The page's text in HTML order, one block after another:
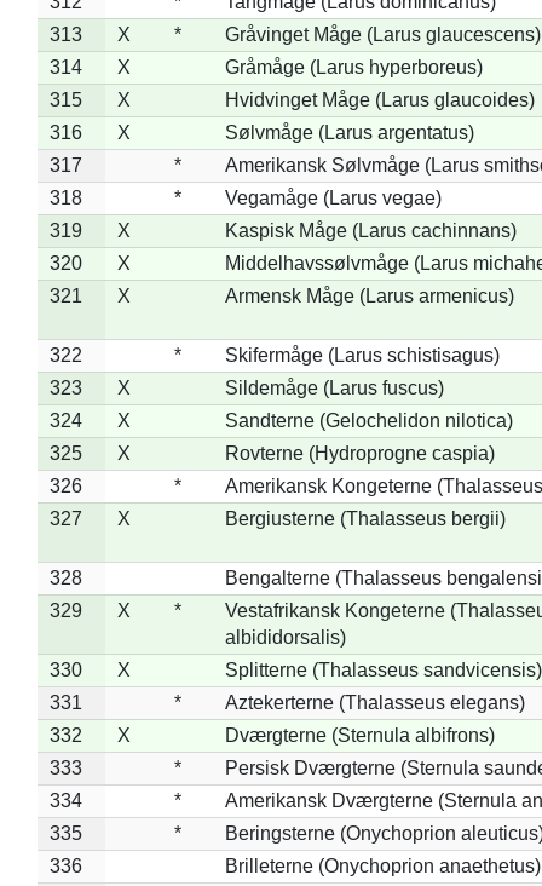
313
X *
Gråvinget Måge (Larus glaucescens)
314
X
Gråmåge (Larus hyperboreus)
315
X
Hvidvinget Måge (Larus glaucoides)
316
X
Sølvmåge (Larus argentatus)
317
*
Amerikansk Sølvmåge (Larus
318
*
Vegamåge (Larus vegae)
319
X
Kaspisk Måge (Larus cachinnans)
320
X
Middelhavssølvmåge (Larus
321
X Armensk Måge (Larus armenicus)
322 *
Skifermåge (Larus schistisagus)
323
X
Sildemåge (Larus fuscus)
324
X
Sandterne (Gelochelidon nilotica)
325
X
Rovterne (Hydroprogne caspia)
326
*
Amerikansk Kongeterne
327
X Bergiusterne (Thalasseus bergii)
328
Bengalterne (Thalasseus
329
X *
Vestafrikansk Kongeterne
albididorsalis)
330
X
Splitterne (Thalasseus sandvicensis)
331
*
Aztekerterne (Thalasseus elegans)
332
X
Dværgterne (Sternula albifrons)
333
*
Persisk Dværgterne (Sternula
334
*
Amerikansk Dværgterne (Sternula
335
*
Beringsterne (Onychoprion
336
Brilleterne (Onychoprion anaethetus)